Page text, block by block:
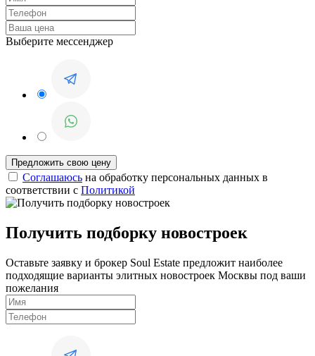
Выберите мессенджер
Соглашаюсь на обработку персональных данных в
соответствии с Политикой
Получить подборку новостроек
Оставьте заявку и брокер Soul Estate предложит наиболее
подходящие варианты элитных новостроек Москвы под ваши
пожелания